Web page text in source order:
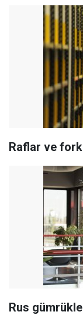
Raflar ve
Rus